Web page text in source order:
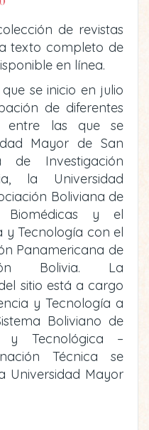
de revistas
texto completo de
en línea.
se inicio en julio
de diferentes
entre las que se
Mayor de San
de Investigación
la Universidad
Boliviana de
Biomédicas y el
y Tecnología con el
Panamericana de
Bolivia. La
sitio está a cargo
y Tecnología a
Boliviano de
y Tecnológica –
Técnica se
Universidad Mayor